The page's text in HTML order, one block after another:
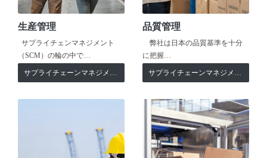
生産管理
サプライチェンマネジメント
（SCM）の輪の中で…
サプライチェーンマネジメント
品質管理
弊社は日本の品質基準を十分
に把握…
サプライチェーンマネジメント